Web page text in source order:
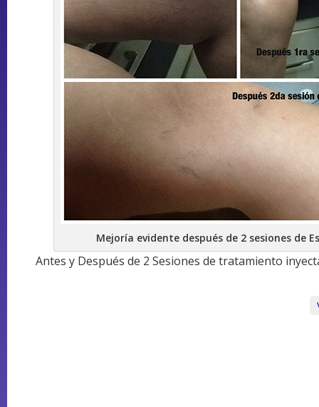
Mejoría evidente después de 2 sesiones de
Antes y Después de 2 Sesiones de tratamiento